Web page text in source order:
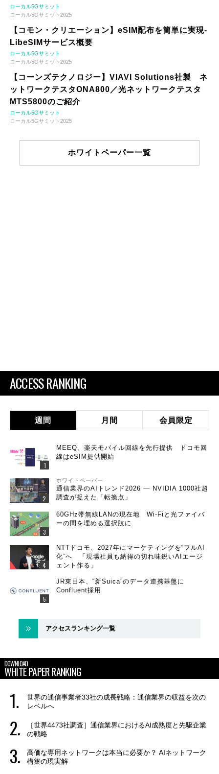
ローカル5Gサミット
ローカル5Gサミット2025
【コモン・クリエーション】eSIM配布を簡単に実現-
LibeSIMサービス概要
ローカル5Gサミット
ローカル5Gサミット2025
【コーンズテクノロジー】VIAVI Solutions社製 ネ
ットワークテスタONA800／光ネットワークテスタ
MTS5800のご紹介
ローカル5Gサミット
ローカル5Gサミット2025
ホワイトペーパー一覧
ACCESS RANKING
週間 月間 会員限定
MEEQ、楽天モバイル回線を先行提供 ドコモ回
線はeSIM提供開始
ホワイトペーパー
通信業界のAIトレンド2026 ― NVIDIA 1000社超
調査が捉えた「転換点」
60GHz帯無線LANの現在地 Wi-Fiと光ファイバ
ーの間を埋める選択肢に
NTTドコモ、2027年にマーケティングを“フルAI
化”へ 「現場社員も納得の切れ味鋭いAIエージ
ェント作る」
JR東日本、“新Suica”のデータ連携基盤に
Confluent採用
アクセスランキング一覧
DOWNLOAD
WHITE PAPER RANKING
世界の通信事業者33社の成長戦略：通信業界の収益を次の
レベルへ
［世界4473社調査］通信業界におけるAI成熟度と先駆企業
の戦略
高価な専用ネットワークは本当に必要か？ AIネットワーク
構築の現実解